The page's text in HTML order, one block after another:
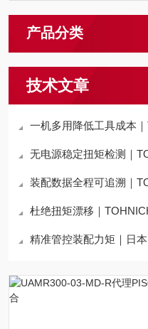
产品分类
技术文章
一机多用降低工具成本｜
无电源稳定扭矩检测｜TOHNICHI
装配数据全程可追溯｜
杜绝扭矩漂移｜TOHNICHI 东日
精准管控装配力矩｜日本